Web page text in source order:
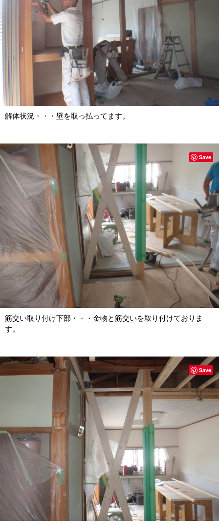
解体状況・・・壁を取っ払ってます。
筋交い取り付け下部・・・金物と筋交いを取り付けておりま
す。
Save
Save